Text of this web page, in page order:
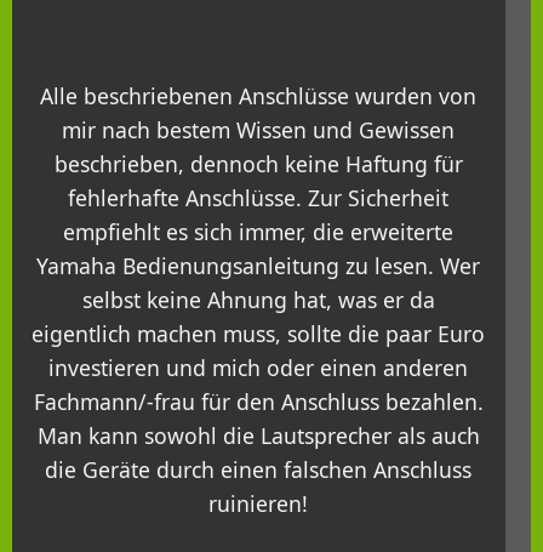
Alle beschriebenen Anschlüsse wurden von
mir nach bestem Wissen und Gewissen
beschrieben, dennoch keine Haftung für
fehlerhafte Anschlüsse. Zur Sicherheit
empfiehlt es sich immer, die erweiterte
Yamaha Bedienungsanleitung zu lesen. Wer
selbst keine Ahnung hat, was er da
eigentlich machen muss, sollte die paar Euro
investieren und mich oder einen anderen
Fachmann/-frau für den Anschluss bezahlen.
Man kann sowohl die Lautsprecher als auch
die Geräte durch einen falschen Anschluss
ruinieren!